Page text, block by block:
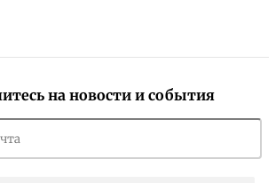
на новости и события